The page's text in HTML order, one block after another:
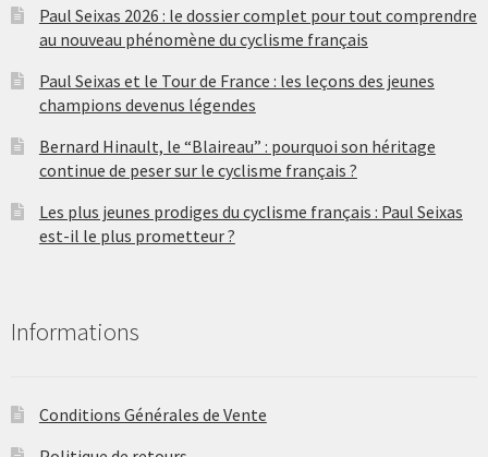
Paul Seixas 2026 : le dossier complet pour tout comprendre
au nouveau phénomène du cyclisme français
Paul Seixas et le Tour de France : les leçons des jeunes
champions devenus légendes
Bernard Hinault, le “Blaireau” : pourquoi son héritage
continue de peser sur le cyclisme français ?
Les plus jeunes prodiges du cyclisme français : Paul Seixas
est-il le plus prometteur ?
Informations
Conditions Générales de Vente